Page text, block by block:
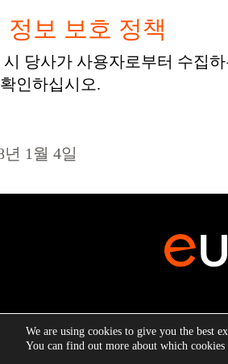
정보 보호 정책
당사가 사용자로부터 수집
인하십시오.
1월 4일
Copyright ©2026 EuroKera.All
We are using cookies to give you the best
You can find out more about which